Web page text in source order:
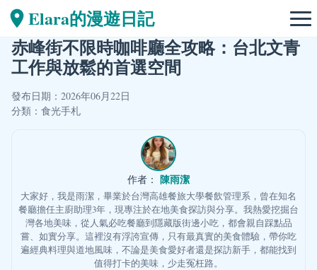
Elara的漫遊日記
赤峰街不限時咖啡廳全攻略：台北文青
工作與放鬆的首選空間
發布日期：2026年06月22日
分類： 食光手札
作者： 陳雨潔
大家好，我是雨潔，畢業於台灣高雄餐旅大學餐飲管理系，曾在知名
餐廳擔任主廚助理3年，現專注於在地美食探訪與分享。我熱愛挖掘台
灣各地美味，從人氣必吃餐廳到隱藏版街邊小吃，都會親自踩點品
嘗、如實分享。這裡沒有浮誇宣傳，只有最真實的美食體驗，帶你吃
遍經典料理與道地風味，不論是美食愛好者還是探訪新手，都能找到
值得打卡的美味，少走冤枉路。